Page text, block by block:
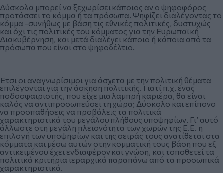
Δύσκολα μπορεί να ξεχωρίσει κάποιος αν ο ψηφοφόρος
προτάσσει το κόμμα ή τα πρόσωπα. Ψηφίζει διαλέγοντας το
κόμμα -συνήθως με βάση τις εθνικές πολιτικές, δυστυχώς
και όχι τις πολιτικές του κόμματος για την Ευρωπαϊκή
Διακυβέρνηση, και μετά διαλέγει κάποιο ή κάποια από τα
πρόσωπα που είναι στο ψηφοδέλτιο.
Έτσι οι αναγνωρίσιμοι για άσχετα με την πολιτική θέματα
επιλέγονται για την άσκηση πολιτικής. Γιατί π.χ. ένας
ποδοσφαιριστής, που είχε μια λαμπρή καριέρα, θα είναι
καλός να αντιπροσωπεύσει τη χώρα; Δύσκολο και επίπονο
να προσπαθήσεις να προβάλεις τα πολιτικά
χαρακτηριστικά του μεγάλου πλήθους υποψηφίων. Γι’ αυτό
άλλωστε στη μεγάλη πλειονότητα των χωρών της Ε.Ε. η
επιλογή των υποψηφίων και της σειράς τους ανατίθεται στα
κόμματα και μέσω αυτών στην κομματική τους βάση που εξ
αντικειμένου έχει ενδιαφέρον και γνώση, και τοποθετεί τα
πολιτικά κριτήρια ιεραρχικά παραπάνω από τα προσωπικά
χαρακτηριστικά.